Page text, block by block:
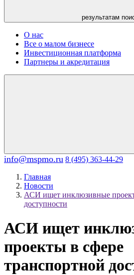
результатам
О нас
Все о малом бизнесе
Инвестиционная платформа
Партнеры и акредитация
info@mspmo.ru 8 (495) 363-44-29
Главная
Новости
АСИ ищет инклюзивные
доступности
АСИ ищет
проекты в сфере
транспортной